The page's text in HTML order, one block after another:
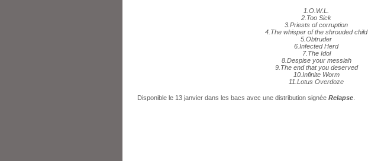
1.O.W.L.
2.Too Sick
3.Priests of corruption
4.The whisper of the shrouded child
5.Obtruder
6.Infected Herd
7.The Idol
8.Despise your messiah
9.The end that you deserved
10.Infinite Worm
11.Lotus Overdoze
Disponible le 13 janvier dans les bacs avec une distribution signée Relapse